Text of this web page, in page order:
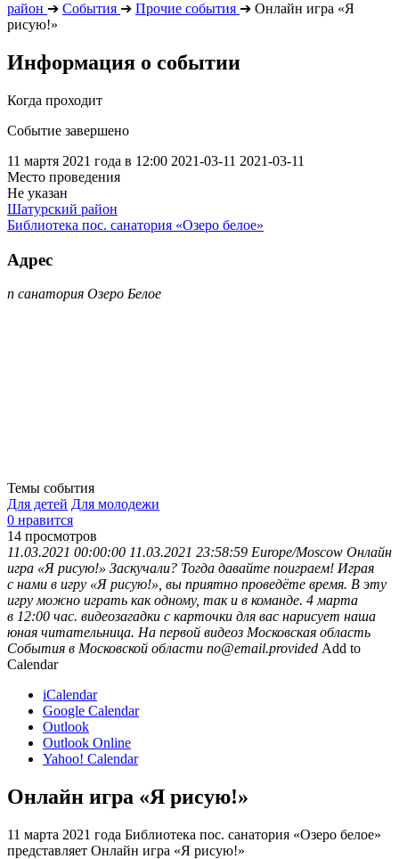
район ➔ События ➔ Прочие события ➔ Онлайн игра «Я
рисую!»
Информация о событии
Когда проходит
Событие завершено
11 мартя 2021 года в 12:00 2021-03-11 2021-03-11
Место проведения
Не указан
Шатурский район
Библиотека пос. санатория «Озеро белое»
Адрес
п санатория Озеро Белое
Темы события
Для детей Для молодежи
0 нравится
14 просмотров
11.03.2021 00:00:00 11.03.2021 23:58:59 Europe/Moscow Онлайн
игра «Я рисую!» Заскучали? Тогда давайте поиграем! Играя
с нами в игру «Я рисую!», вы приятно проведёте время. В эту
игру можно играть как одному, так и в команде. 4 марта
в 12:00 час. видеозагадки с карточки для вас нарисует наша
юная читательница. На первой видеоз Московская область
События в Московской области no@email.provided Add to
Calendar
iCalendar
Google Calendar
Outlook
Outlook Online
Yahoo! Calendar
Онлайн игра «Я рисую!»
11 марта 2021 года Библиотека пос. санатория «Озеро белое»
представляет Онлайн игра «Я рисую!»